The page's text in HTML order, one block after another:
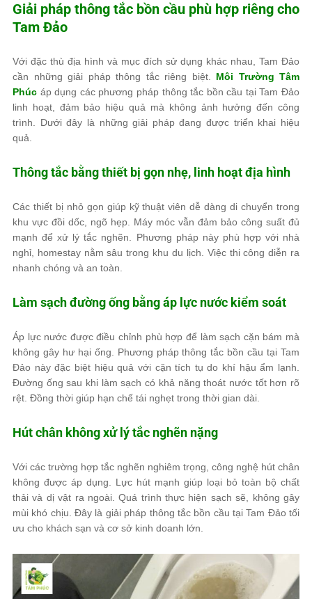
Giải pháp thông tắc bồn cầu phù hợp riêng cho
Tam Đảo
Với đặc thù địa hình và mục đích sử dụng khác nhau, Tam Đảo
cần những giải pháp thông tắc riêng biệt. Môi Trường Tâm
Phúc áp dụng các phương pháp thông tắc bồn cầu tại Tam Đảo
linh hoạt, đảm bảo hiệu quả mà không ảnh hưởng đến công
trình. Dưới đây là những giải pháp đang được triển khai hiệu
quả.
Thông tắc bằng thiết bị gọn nhẹ, linh hoạt địa hình
Các thiết bị nhỏ gọn giúp kỹ thuật viên dễ dàng di chuyển trong
khu vực đồi dốc, ngõ hẹp. Máy móc vẫn đảm bảo công suất đủ
mạnh để xử lý tắc nghẽn. Phương pháp này phù hợp với nhà
nghỉ, homestay nằm sâu trong khu du lịch. Việc thi công diễn ra
nhanh chóng và an toàn.
Làm sạch đường ống bằng áp lực nước kiểm soát
Áp lực nước được điều chỉnh phù hợp để làm sạch cặn bám mà
không gây hư hại ống. Phương pháp thông tắc bồn cầu tại Tam
Đảo này đặc biệt hiệu quả với cặn tích tụ do khí hậu ẩm lạnh.
Đường ống sau khi làm sạch có khả năng thoát nước tốt hơn rõ
rệt. Đồng thời giúp hạn chế tái nghẹt trong thời gian dài.
Hút chân không xử lý tắc nghẽn nặng
Với các trường hợp tắc nghẽn nghiêm trọng, công nghệ hút chân
không được áp dụng. Lực hút mạnh giúp loại bỏ toàn bộ chất
thải và dị vật ra ngoài. Quá trình thực hiện sạch sẽ, không gây
mùi khó chịu. Đây là giải pháp thông tắc bồn cầu tại Tam Đảo tối
ưu cho khách sạn và cơ sở kinh doanh lớn.